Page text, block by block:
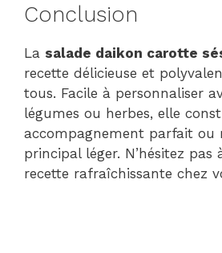
Conclusion
La salade daikon carotte
recette délicieuse et
tous. Facile à personnaliser
légumes ou herbes, elle
accompagnement parfait ou
principal léger. N’hésitez pas
recette rafraîchissante chez